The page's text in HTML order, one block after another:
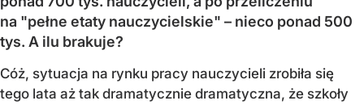
na "pełne etaty nauczycielskie" – nieco ponad 500
tys. A ilu brakuje?
Cóż, sytuacja na rynku pracy nauczycieli zrobiła się
tego lata aż tak dramatycznie dramatyczna, że szkoły